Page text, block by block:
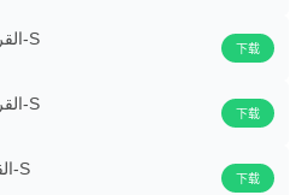
个方面，包括眼球运动，记忆和
影响阅读和理解速度的不良习
القراءة السريعة بالعربي 40029-S
下载
القراءة السريعة بالعربي 40027-S
下载
القراءة السريعة بالعربي 4.1.0-S
下载